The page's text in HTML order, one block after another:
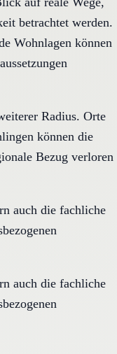
betrachtet werden.
Wohnlagen können
Radius. Orte
können die
Bezug verloren
auch die fachliche
auch die fachliche